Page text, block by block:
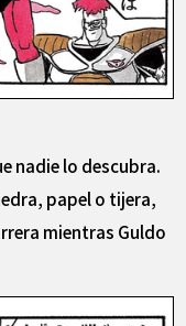
nadie lo descubra.
papel o tijera,
mientras Guldo